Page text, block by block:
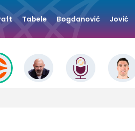
Tabele Bogdanović Jović